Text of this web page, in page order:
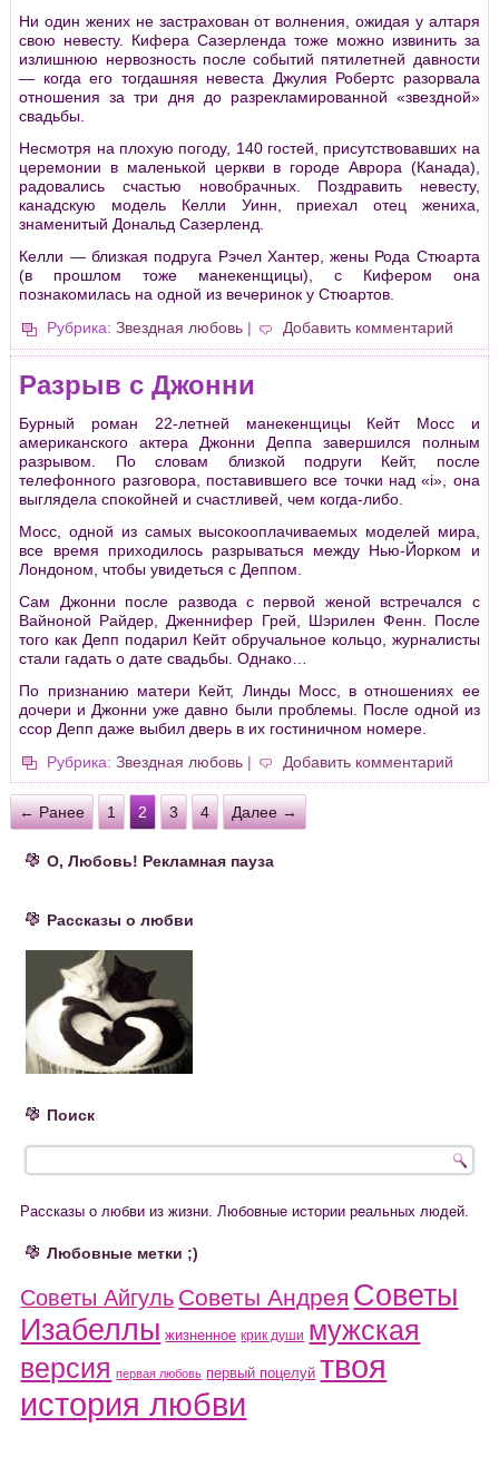
Ни один жених не застрахован от волнения, ожидая у алтаря
свою невесту. Кифера Сазерленда тоже можно извинить за
излишнюю нервозность после событий пятилетней давности
— когда его тогдашняя невеста Джулия Робертс разорвала
отношения за три дня до разрекламированной «звездной»
свадьбы.
Несмотря на плохую погоду, 140 гостей, присутствовавших на
церемонии в маленькой церкви в городе Аврора (Канада),
радовались счастью новобрачных. Поздравить невесту,
канадскую модель Келли Уинн, приехал отец жениха,
знаменитый Дональд Сазерленд.
Келли — близкая подруга Рэчел Хантер, жены Рода Стюарта
(в прошлом тоже манекенщицы), с Кифером она
познакомилась на одной из вечеринок у Стюартов.
Рубрика: Звездная любовь | Добавить комментарий
Разрыв с Джонни
Бурный роман 22-летней манекенщицы Кейт Мосс и
американского актера Джонни Деппа завершился полным
разрывом. По словам близкой подруги Кейт, после
телефонного разговора, поставившего все точки над «i», она
выглядела спокойней и счастливей, чем когда-либо.
Мосс, одной из самых высокооплачиваемых моделей мира,
все время приходилось разрываться между Нью-Йорком и
Лондоном, чтобы увидеться с Деппом.
Сам Джонни после развода с первой женой встречался с
Вайноной Райдер, Дженнифер Грей, Шэрилен Фенн. После
того как Депп подарил Кейт обручальное кольцо, журналисты
стали гадать о дате свадьбы. Однако…
По признанию матери Кейт, Линды Мосс, в отношениях ее
дочери и Джонни уже давно были проблемы. После одной из
ссор Депп даже выбил дверь в их гостиничном номере.
Рубрика: Звездная любовь | Добавить комментарий
← Ранее 1 2 3 4 Далее →
О, Любовь! Рекламная пауза
Рассказы о любви
Поиск
Рассказы о любви из жизни. Любовные истории реальных людей.
Любовные метки ;)
Советы Айгуль Советы Андрея Советы
Изабеллы жизненное крик души мужская
версия первая любовь первый поцелуй твоя
история любви